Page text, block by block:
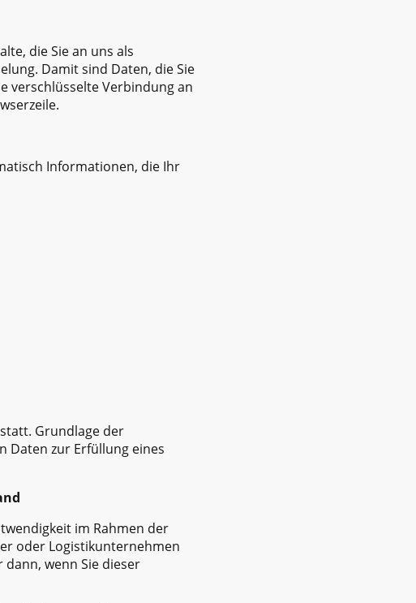
die Sie an uns als
Damit sind Daten, die Sie
verschlüsselte Verbindung an
Informationen, die Ihr
Grundlage der
Daten zur Erfüllung eines
im Rahmen der
oder Logistikunternehmen
wenn Sie dieser